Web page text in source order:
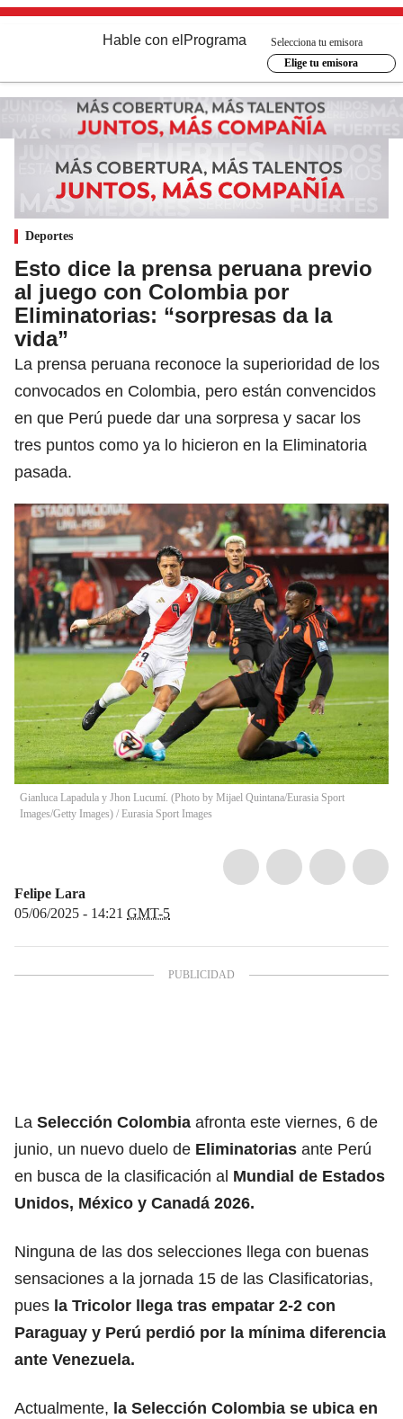
Hable con el Programa
Selecciona tu emisora
Elige tu emisora
Deportes
Esto dice la prensa peruana previo
al juego con Colombia por
Eliminatorias: “sorpresas da la
vida”
La prensa peruana reconoce la superioridad de los
convocados en Colombia, pero están convencidos
en que Perú puede dar una sorpresa y sacar los
tres puntos como ya lo hicieron en la Eliminatoria
pasada.
Gianluca Lapadula y Jhon Lucumí. (Photo by Mijael Quintana/Eurasia Sport
Images/Getty Images) / Eurasia Sport Images
Felipe Lara
05/06/2025 - 14:21 GMT-5
La Selección Colombia afronta este viernes, 6 de
junio, un nuevo duelo de Eliminatorias ante Perú
en busca de la clasificación al Mundial de Estados
Unidos, México y Canadá 2026.
Ninguna de las dos selecciones llega con buenas
sensaciones a la jornada 15 de las Clasificatorias,
pues la Tricolor llega tras empatar 2-2 con
Paraguay y Perú perdió por la mínima diferencia
ante Venezuela.
Actualmente, la Selección Colombia se ubica en